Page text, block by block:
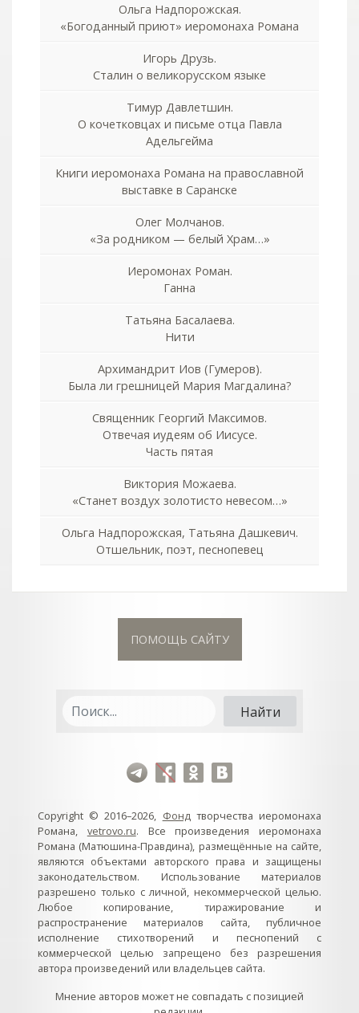
Ольга Надпорожская.
«Богоданный приют» иеромонаха Романа
Игорь Друзь.
Сталин о великорусском языке
Тимур Давлетшин.
О кочетковцах и письме отца Павла
Адельгейма
Книги иеромонаха Романа на православной
выставке в Саранске
Олег Молчанов.
«За родником — белый Храм…»
Иеромонах Роман.
Ганна
Татьяна Басалаева.
Нити
Архимандрит Иов (Гумеров).
Была ли грешницей Мария Магдалина?
Священник Георгий Максимов.
Отвечая иудеям об Иисусе.
Часть пятая
Виктория Можаева.
«Станет воздух золотисто невесом…»
Ольга Надпорожская, Татьяна Дашкевич.
Отшельник, поэт, песнопевец
ПОМОЩЬ САЙТУ
Copyright © 2016–2026, Фондтворчества иеромонаха
Романа, vetrovo.ru. Все произведения иеромонаха
Романа (Матюшина-Правдина), размещённые на сайте,
являются объектами авторского права и защищены
законодательством. Использование материалов
разрешено только с личной, некоммерческой целью.
Любое копирование, тиражирование и
распространение материалов сайта, публичное
исполнение стихотворений и песнопений с
коммерческой целью запрещено без разрешения
автора произведений или владельцев сайта.
Мнение авторов может не совпадать с позицией